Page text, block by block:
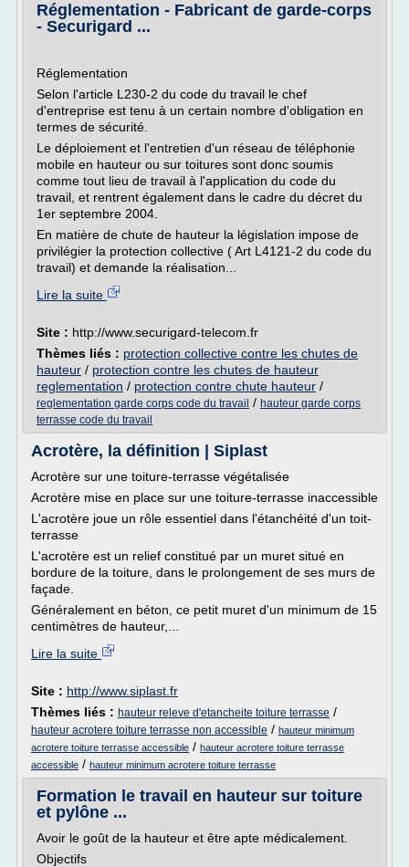
Réglementation - Fabricant de garde-corps
- Securigard ...
Réglementation
Selon l'article L230-2 du code du travail le chef
d'entreprise est tenu à un certain nombre d'obligation en
termes de sécurité.
Le déploiement et l'entretien d'un réseau de téléphonie
mobile en hauteur ou sur toitures sont donc soumis
comme tout lieu de travail à l'application du code du
travail, et rentrent également dans le cadre du décret du
1er septembre 2004.
En matière de chute de hauteur la législation impose de
privilégier la protection collective ( Art L4121-2 du code du
travail) et demande la réalisation...
Lire la suite
Site : http://www.securigard-telecom.fr
Thèmes liés : protection collective contre les chutes de
hauteur / protection contre les chutes de hauteur
reglementation / protection contre chute hauteur /
reglementation garde corps code du travail / hauteur garde corps
terrasse code du travail
Acrotère, la définition | Siplast
Acrotère sur une toiture-terrasse végétalisée
Acrotère mise en place sur une toiture-terrasse inaccessible
L'acrotère joue un rôle essentiel dans l'étanchéité d'un toit-
terrasse
L'acrotère est un relief constitué par un muret situé en
bordure de la toiture, dans le prolongement de ses murs de
façade.
Généralement en béton, ce petit muret d'un minimum de 15
centimètres de hauteur,...
Lire la suite
Site : http://www.siplast.fr
Thèmes liés : hauteur releve d'etancheite toiture terrasse /
hauteur acrotere toiture terrasse non accessible / hauteur minimum
acrotere toiture terrasse accessible / hauteur acrotere toiture terrasse
accessible / hauteur minimum acrotere toiture terrasse
Formation le travail en hauteur sur toiture
et pylône ...
Avoir le goût de la hauteur et être apte médicalement.
Objectifs